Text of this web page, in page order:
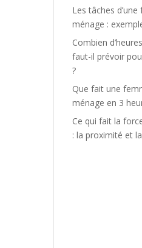
Les tâches
ménage :
Combien
faut-il prévoir
?
Que fait une
ménage en 3
Ce qui fait la
: la proximité et